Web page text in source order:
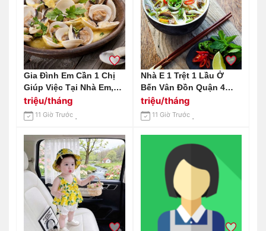
Gia Đình Em Cần 1 Chị
Giúp Việc Tại Nhà Em,
Ăn Ở Lại Nhà Em Ở
Chung Cư Estella
Heights Q2 Lương Em
Gửi 13 Triệu
triệu/tháng
11 Giờ Trước
Nhà E 1 Trệt 1 Lầu Ở
Bến Vân Đồn Quận 4
Cần Tuyển Chị Giúp Việc
Lương 14tr Ạ
triệu/tháng
11 Giờ Trước